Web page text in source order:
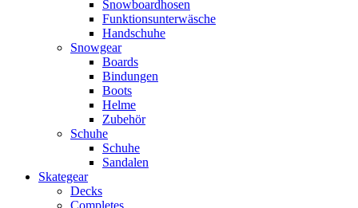
Snowboardhosen
Funktionsunterwäsche
Handschuhe
Snowgear
Boards
Bindungen
Boots
Helme
Zubehör
Schuhe
Schuhe
Sandalen
Skategear
Decks
Completes